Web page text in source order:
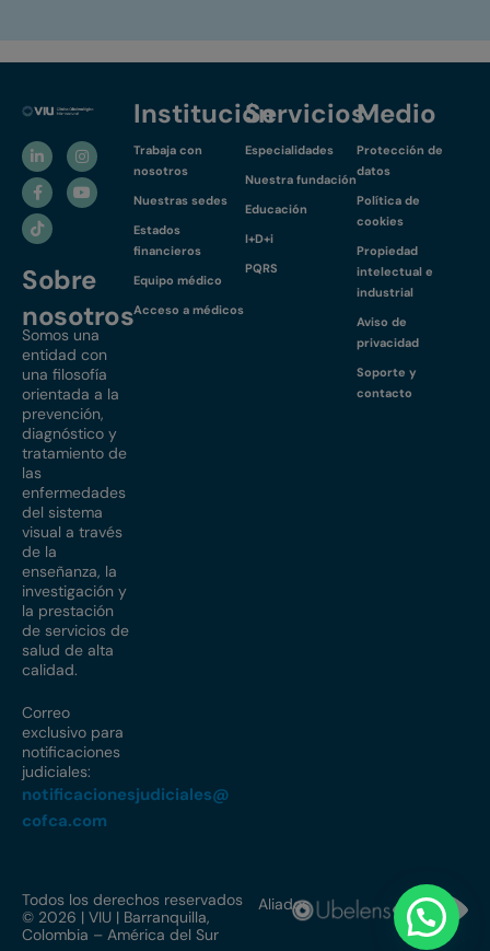
Sobre
nosotros
Somos una
entidad con
una filosofía
orientada a la
prevención,
diagnóstico y
tratamiento de
las
enfermedades
del sistema
visual a través
de la
enseñanza, la
investigación y
la prestación
de servicios de
salud de alta
calidad.
Correo
exclusivo para
notificaciones
judiciales:
notificacionesjudiciales@
cofca.com
Institución
Trabaja con
nosotros
Nuestras sedes
Estados
financieros
Equipo médico
Acceso a médicos
Servicios
Especialidades
Nuestra fundación
Educación
I+D+i
PQRS
Medio
Protección de
datos
Política de
cookies
Propiedad
intelectual e
industrial
Aviso de
privacidad
Soporte y
contacto
Todos los derechos reservados
© 2026 | VIU | Barranquilla,
Colombia – América del Sur
Aliados